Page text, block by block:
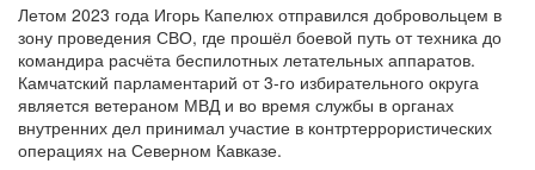
Летом 2023 года Игорь Капелюх отправился добровольцем в
зону проведения СВО, где прошёл боевой путь от техника до
командира расчёта беспилотных летательных аппаратов.
Камчатский парламентарий от 3-го избирательного округа
является ветераном МВД и во время службы в органах
внутренних дел принимал участие в контртеррористических
операциях на Северном Кавказе.